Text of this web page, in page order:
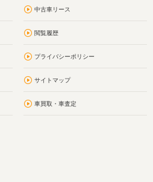
中古車リース
閲覧履歴
プライバシーポリシー
サイトマップ
車買取・車査定